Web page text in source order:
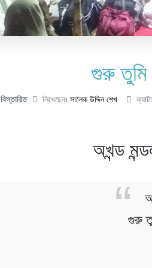
গুরু তুমি
বিস্তারিত লিখেছেনঃ সালেক উদ্দিন শেখ
অখন্ড
গুরু